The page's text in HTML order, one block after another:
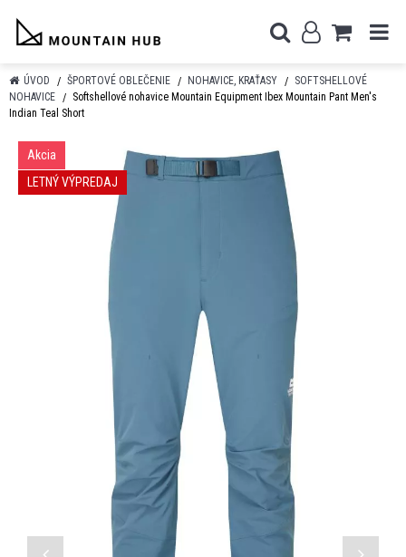
ÚVOD ŠPORTOVÉ OBLEČENIE NOHAVICE, KRAŤASY
SOFTSHELLOVÉ
NOHAVICE
Softshellové nohavice Mountain Equipment Ibex Mountain Pant Men's
Indian Teal Short
Akcia
LETNÝ VÝPREDAJ